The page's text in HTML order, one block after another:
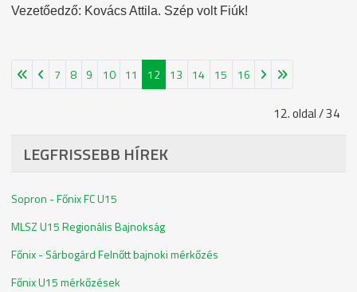
Vezetőedző: Kovács Attila. Szép volt Fiúk!
12. oldal / 34
7 8 9 10 11 12 13 14 15 16
LEGFRISSEBB HÍREK
Sopron - Főnix FC U15
MLSZ U15 Regionális Bajnokság
Főnix - Sárbogárd Felnőtt bajnoki mérkőzés
Főnix U15 mérkőzések